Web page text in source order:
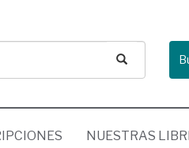
NUESTRAS